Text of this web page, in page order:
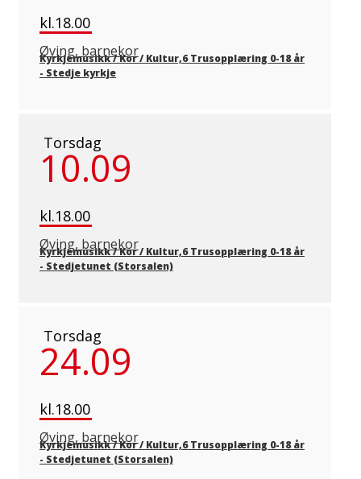
kl.18.00
Øving, barnekor
Kyrkjemusikk / Kor / Kultur,6 Trusopplæring 0-18 år
- Stedje kyrkje
Torsdag
10.09
kl.18.00
Øving, barnekor
Kyrkjemusikk / Kor / Kultur,6 Trusopplæring 0-18 år
- Stedjetunet (Storsalen)
Torsdag
24.09
kl.18.00
Øving, barnekor
Kyrkjemusikk / Kor / Kultur,6 Trusopplæring 0-18 år
- Stedjetunet (Storsalen)